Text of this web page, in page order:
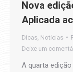
Nova
Aplicada
Dicas Notícias
Deixe um
A quarta